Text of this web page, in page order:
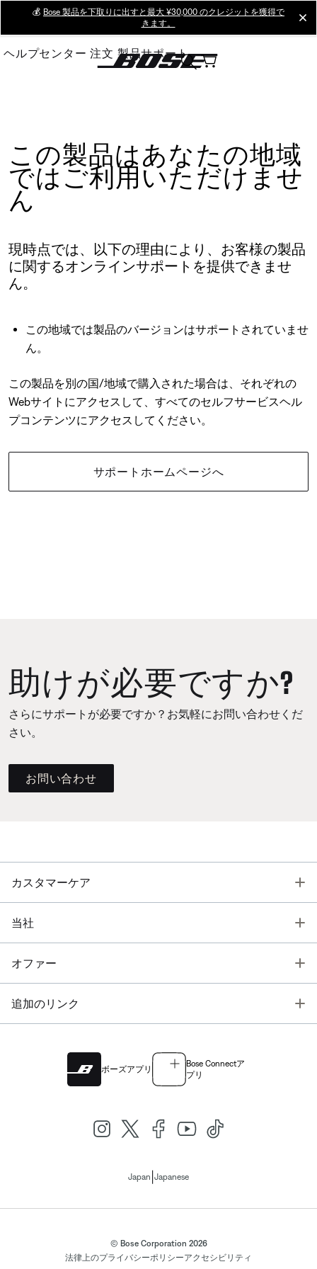
Main
💰 Bose 製品を下取りに出すと最大 ¥30,000 のクレジットを獲得で
きます。
ヘルプセンター 注文 製品サポート
この製品はあなたの地域
ではご利用いただけませ
ん
現時点では、以下の理由により、お客様の製品
に関するオンラインサポートを提供できませ
ん。
この地域では製品のバージョンはサポートされていませ
ん。
この製品を別の国/地域で購入された場合は、それぞれの
Webサイトにアクセスして、すべてのセルフサービスヘル
プコンテンツにアクセスしてください。
サポートホームページへ
助けが必要ですか?
さらにサポートが必要ですか？お気軽にお問い合わせくだ
さい。
お問い合わせ
カスタマーケア
当社
オファー
追加のリンク
ボーズアプリ
Bose Connectア
プリ
Japan Japanese
© Bose Corporation 2026
法律上のプライバシーポリシーアクセシビリティ